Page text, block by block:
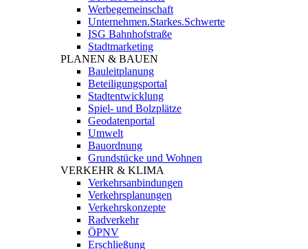
Werbegemeinschaft
Unternehmen.Starkes.Schwerte
ISG Bahnhofstraße
Stadtmarketing
PLANEN & BAUEN
Bauleitplanung
Beteiligungsportal
Stadtentwicklung
Spiel- und Bolzplätze
Geodatenportal
Umwelt
Bauordnung
Grundstücke und Wohnen
VERKEHR & KLIMA
Verkehrsanbindungen
Verkehrsplanungen
Verkehrskonzepte
Radverkehr
ÖPNV
Erschließung